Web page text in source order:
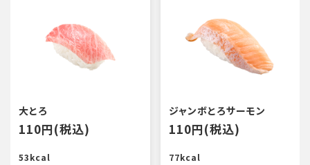
大とろ
110円(税込)
53kcal
ジャンボとろサーモン
110円(税込)
77kcal